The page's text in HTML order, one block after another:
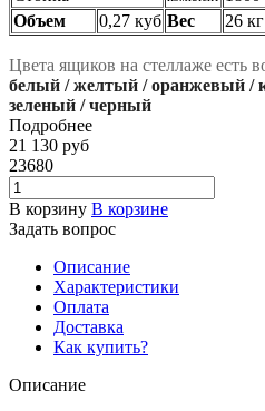
Объем
0,27 куб Вес 26
Цвета ящиков на стеллаже есть
белый / желтый / оранжевый /
зеленый / черный
Подробнее
21 130 руб
23680
В корзину В корзине
Задать вопрос
Описание
Характеристики
Оплата
Доставка
Как купить?
Описание